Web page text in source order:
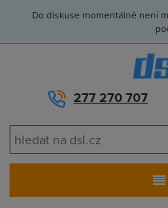
Do diskuse momentálně není
277 270 707